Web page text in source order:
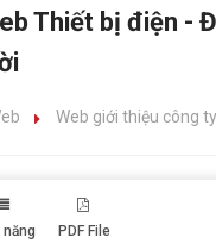
Thiết bị điện -
Web giới thiệu công ty
năng PDF File